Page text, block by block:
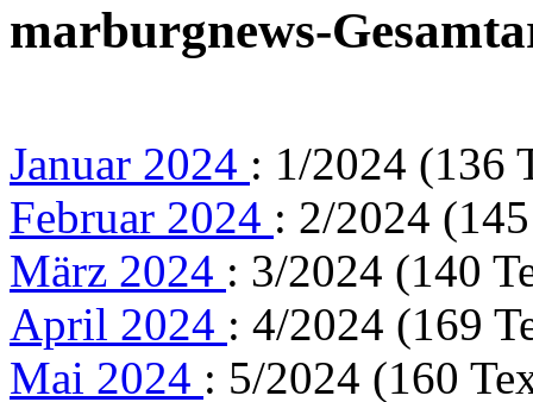
marburgnews-
Januar 2024 : 1/2024 (136
Februar 2024 : 2/2024
März 2024 : 3/2024 (140
April 2024 : 4/2024 (169
Mai 2024 : 5/2024 (160